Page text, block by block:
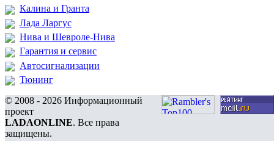
Калина и Гранта
Лада Ларгус
Нива и Шевроле-Нива
Гарантия и сервис
Автосигнализации
Тюнинг
© 2008 - 2026 Информационный
проект
LADAONLINE. Все права
защищены.